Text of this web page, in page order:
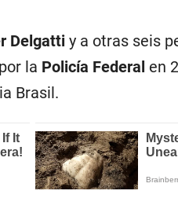
Delgattiy a otras seis
la Policía Federal en
Brasil.